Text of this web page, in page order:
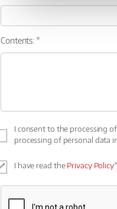
Contents: *
I consent to the processing
processing of personal data
I have read thePrivacy Policy*